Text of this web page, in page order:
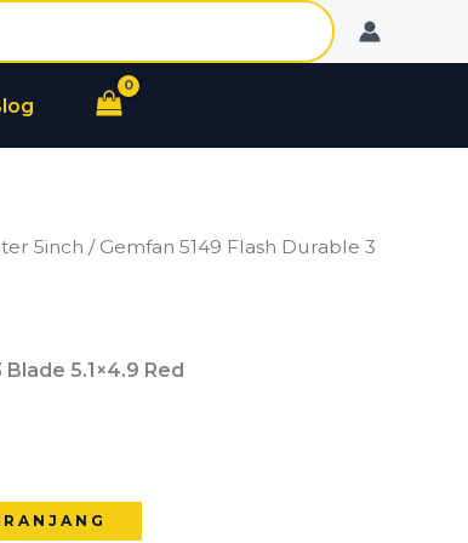
5inch / Gemfan 5149 Flash Durable 3
5.1×4.9 Red
Blade
5.1x4.9